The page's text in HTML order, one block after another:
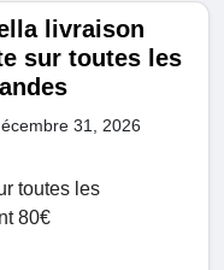
livraison
sur toutes les
31, 2026
toutes les
80€